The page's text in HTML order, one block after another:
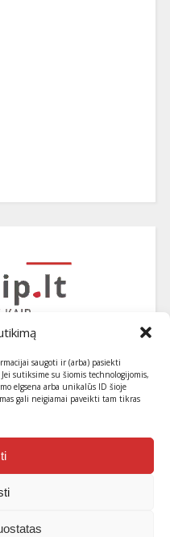
saugoti ir (arba) pasiekti
sutiksime su šiomis technologijomis,
elgsena arba unikalūs ID šioje
gali neigiamai paveikti tam tikras